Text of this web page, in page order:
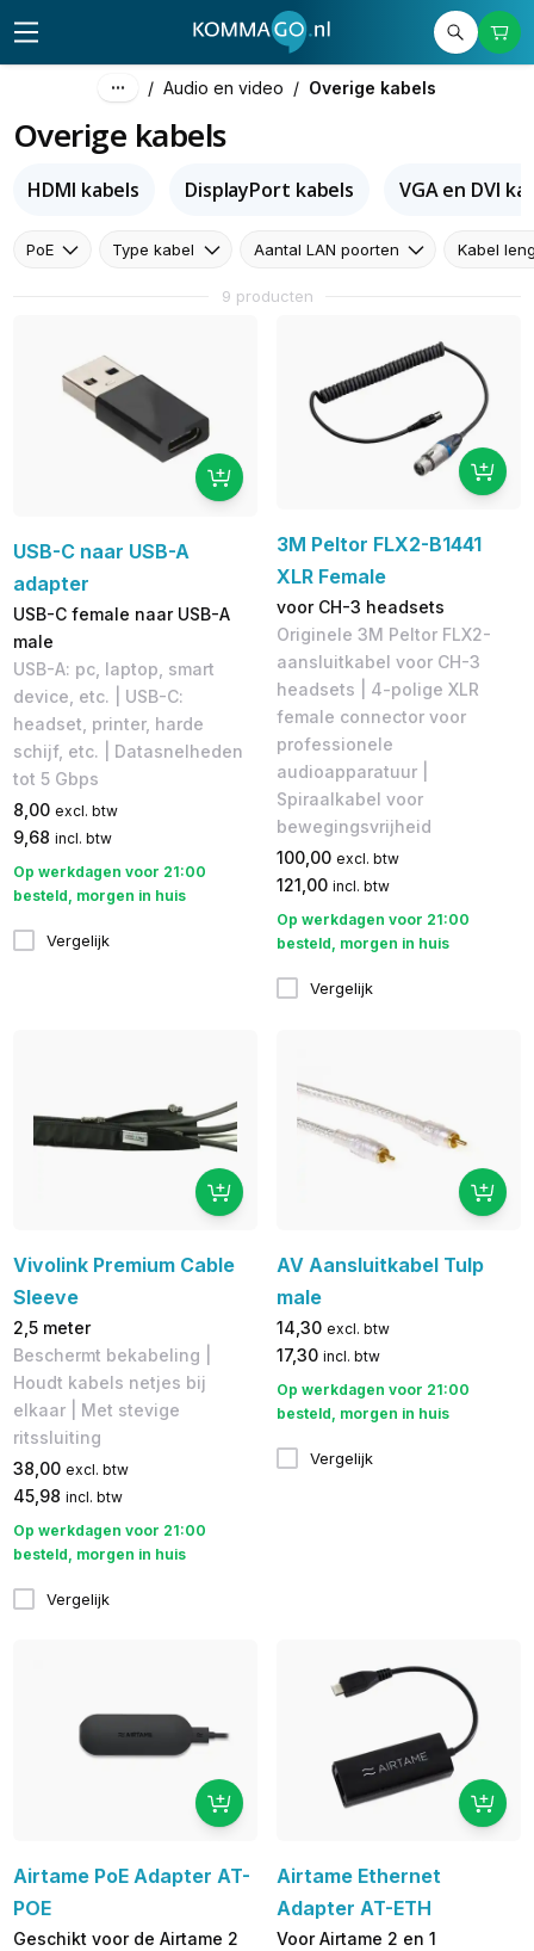
/ Audio en video / Overige kabels
Overige kabels
HDMI kabels DisplayPort kabels VGA en DVI
PoE Type kabel Aantal LAN poorten Kabel
9 producten
USB-C naar USB-A
adapter
USB-C female naar USB-A
male
USB-A: pc, laptop, smart
device, etc. | USB-C:
headset, printer, harde
schijf, etc. | Datasnelheden
tot 5 Gbps
8,00 excl. btw
9,68 incl. btw
Op werkdagen voor 21:00
besteld, morgen in huis
Vergelijk
3M Peltor FLX2-B1441
XLR Female
voor CH-3 headsets
Originele 3M Peltor FLX2-
aansluitkabel voor CH-3
headsets | 4-polige XLR
female connector voor
professionele
audioapparatuur |
Spiraalkabel voor
bewegingsvrijheid
100,00 excl. btw
121,00 incl. btw
Op werkdagen voor 21:00
besteld, morgen in huis
Vergelijk
Vivolink Premium Cable
Sleeve
2,5 meter
Beschermt bekabeling |
Houdt kabels netjes bij
elkaar | Met stevige
ritssluiting
38,00 excl. btw
45,98 incl. btw
Op werkdagen voor 21:00
besteld, morgen in huis
Vergelijk
AV Aansluitkabel Tulp
male
14,30 excl. btw
17,30 incl. btw
Op werkdagen voor 21:00
besteld, morgen in huis
Vergelijk
Airtame PoE Adapter AT-
POE
Geschikt voor de Airtame 2
Airtame Ethernet
Adapter AT-ETH
Voor Airtame 2 en 1